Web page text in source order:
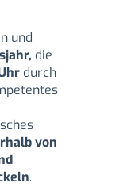
und
die
durch
von
.